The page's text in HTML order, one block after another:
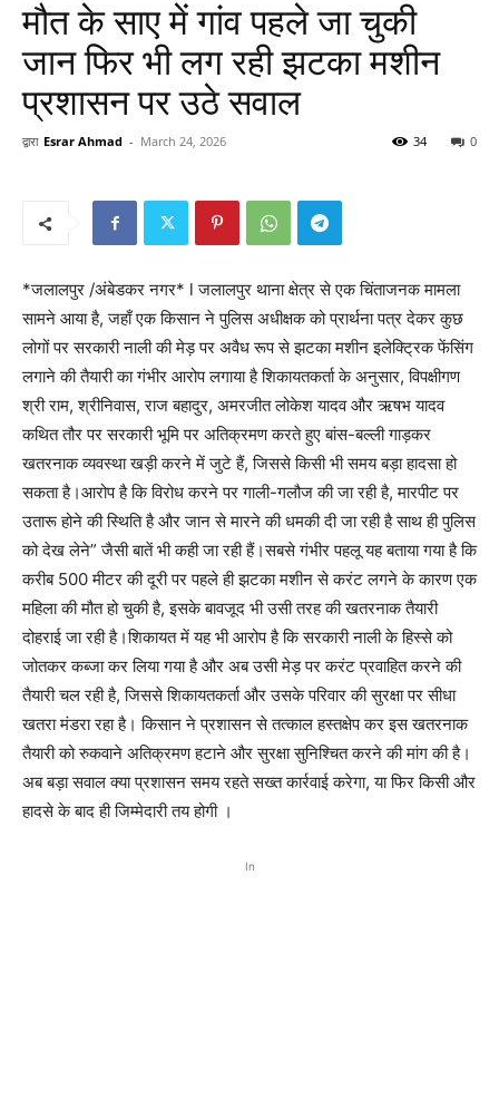
मौत के साए में गांव पहले जा चुकी
जान फिर भी लग रही झटका मशीन
प्रशासन पर उठे सवाल
द्वारा Esrar Ahmad - March 24, 2026 0
34
*जलालपुर /अंबेडकर नगर* l जलालपुर थाना क्षेत्र से एक चिंताजनक मामला
सामने आया है, जहाँ एक किसान ने पुलिस अधीक्षक को प्रार्थना पत्र देकर कुछ
लोगों पर सरकारी नाली की मेड़ पर अवैध रूप से झटका मशीन इलेक्ट्रिक फेंसिंग
लगाने की तैयारी का गंभीर आरोप लगाया है शिकायतकर्ता के अनुसार, विपक्षीगण
श्री राम, श्रीनिवास, राज बहादुर, अमरजीत लोकेश यादव और ऋषभ यादव
कथित तौर पर सरकारी भूमि पर अतिक्रमण करते हुए बांस-बल्ली गाड़कर
खतरनाक व्यवस्था खड़ी करने में जुटे हैं, जिससे किसी भी समय बड़ा हादसा हो
सकता है।आरोप है कि विरोध करने पर गाली-गलौज की जा रही है, मारपीट पर
उतारू होने की स्थिति है और जान से मारने की धमकी दी जा रही है साथ ही पुलिस
को देख लेने” जैसी बातें भी कही जा रही हैं।सबसे गंभीर पहलू यह बताया गया है कि
करीब 500 मीटर की दूरी पर पहले ही झटका मशीन से करंट लगने के कारण एक
महिला की मौत हो चुकी है, इसके बावजूद भी उसी तरह की खतरनाक तैयारी
दोहराई जा रही है।शिकायत में यह भी आरोप है कि सरकारी नाली के हिस्से को
जोतकर कब्जा कर लिया गया है और अब उसी मेड़ पर करंट प्रवाहित करने की
तैयारी चल रही है, जिससे शिकायतकर्ता और उसके परिवार की सुरक्षा पर सीधा
खतरा मंडरा रहा है। किसान ने प्रशासन से तत्काल हस्तक्षेप कर इस खतरनाक
तैयारी को रुकवाने अतिक्रमण हटाने और सुरक्षा सुनिश्चित करने की मांग की है।
अब बड़ा सवाल क्या प्रशासन समय रहते सख्त कार्रवाई करेगा, या फिर किसी और
हादसे के बाद ही जिम्मेदारी तय होगी ।
In